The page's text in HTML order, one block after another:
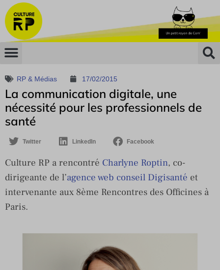
RP & Médias 17/02/2015
La communication digitale, une
nécessité pour les professionnels de
santé
Twitter LinkedIn Facebook
Culture RP a rencontré Charlyne Roptin, co-
dirigeante de l’agence web conseil Digisanté et
intervenante aux 8ème Rencontres des Officines à
Paris.